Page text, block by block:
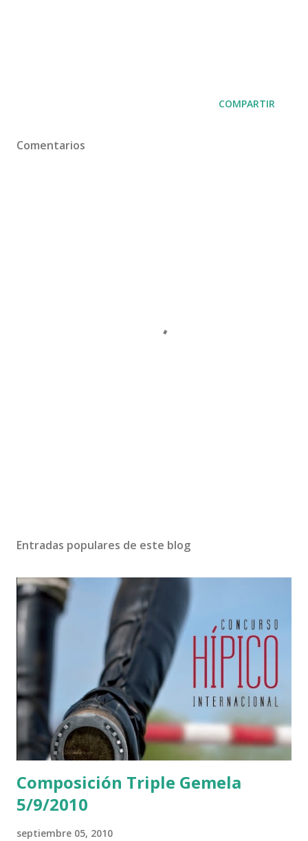
COMPARTIR
Comentarios
Entradas populares de este blog
Composición Triple Gemela
5/9/2010
septiembre 05, 2010